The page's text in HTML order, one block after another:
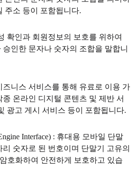
주소 등이 포함됩니다.
확인과 회원정보의 보호를 위하여
인한 문자나 숫자의 조합을 말합니
니스 서비스를 통해 유료로 이용 가
온라인 디지털 콘텐츠 및 제반 서
광고 게시 서비스 등이 포함됩니다.
Interface) : 휴대용 모바일 단말
숫자로 된 번호이며 단말기 고유의
호화하여 안전하게 보호하고 있습